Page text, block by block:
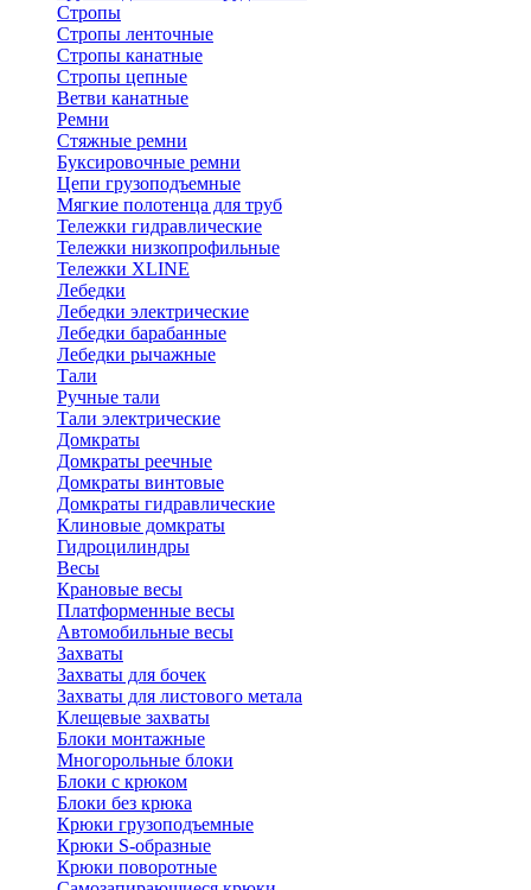
Стропы
Стропы ленточные
Стропы канатные
Стропы цепные
Ветви канатные
Ремни
Стяжные ремни
Буксировочные ремни
Цепи грузоподъемные
Мягкие полотенца для труб
Тележки гидравлические
Тележки низкопрофильные
Тележки XLINE
Лебедки
Лебедки электрические
Лебедки барабанные
Лебедки рычажные
Тали
Ручные тали
Тали электрические
Домкраты
Домкраты реечные
Домкраты винтовые
Домкраты гидравлические
Клиновые домкраты
Гидроцилиндры
Весы
Крановые весы
Платформенные весы
Автомобильные весы
Захваты
Захваты для бочек
Захваты для листового метала
Клещевые захваты
Блоки монтажные
Многорольные блоки
Блоки с крюком
Блоки без крюка
Крюки грузоподъемные
Крюки S-образные
Крюки поворотные